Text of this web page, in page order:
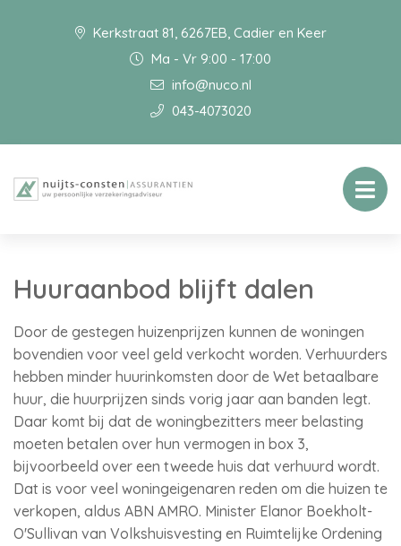
Kerkstraat 81, 6267EB, Cadier en Keer
Ma - Vr 9:00 - 17:00
info@nuco.nl
043-4073020
Huuraanbod blijft dalen
Door de gestegen huizenprijzen kunnen de woningen
bovendien voor veel geld verkocht worden. Verhuurders
hebben minder huurinkomsten door de Wet betaalbare
huur, die huurprijzen sinds vorig jaar aan banden legt.
Daar komt bij dat de woningbezitters meer belasting
moeten betalen over hun vermogen in box 3,
bijvoorbeeld over een tweede huis dat verhuurd wordt.
Dat is voor veel woningeigenaren reden om die huizen te
verkopen, aldus ABN AMRO. Minister Elanor Boekholt-
O'Sullivan van Volkshuisvesting en Ruimtelijke Ordening